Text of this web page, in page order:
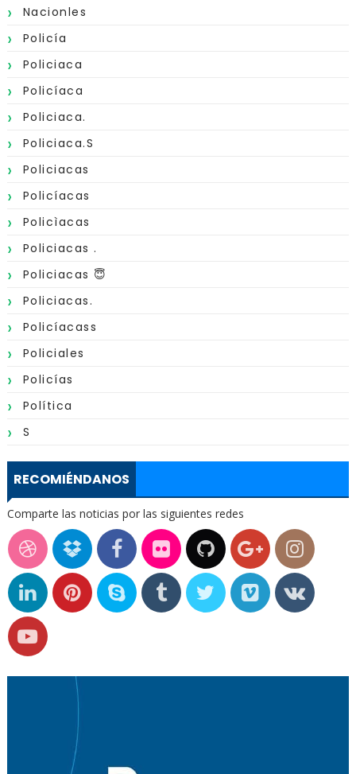
Nacionles
Policía
Policiaca
Policíaca
Policiaca.
Policiaca.s
Policiacas
Policíacas
Policìacas
Policiacas .
Policiacas 😇
Policiacas.
Policíacass
Policiales
Policías
Política
S
RECOMIÉNDANOS
Comparte las noticias por las siguientes redes